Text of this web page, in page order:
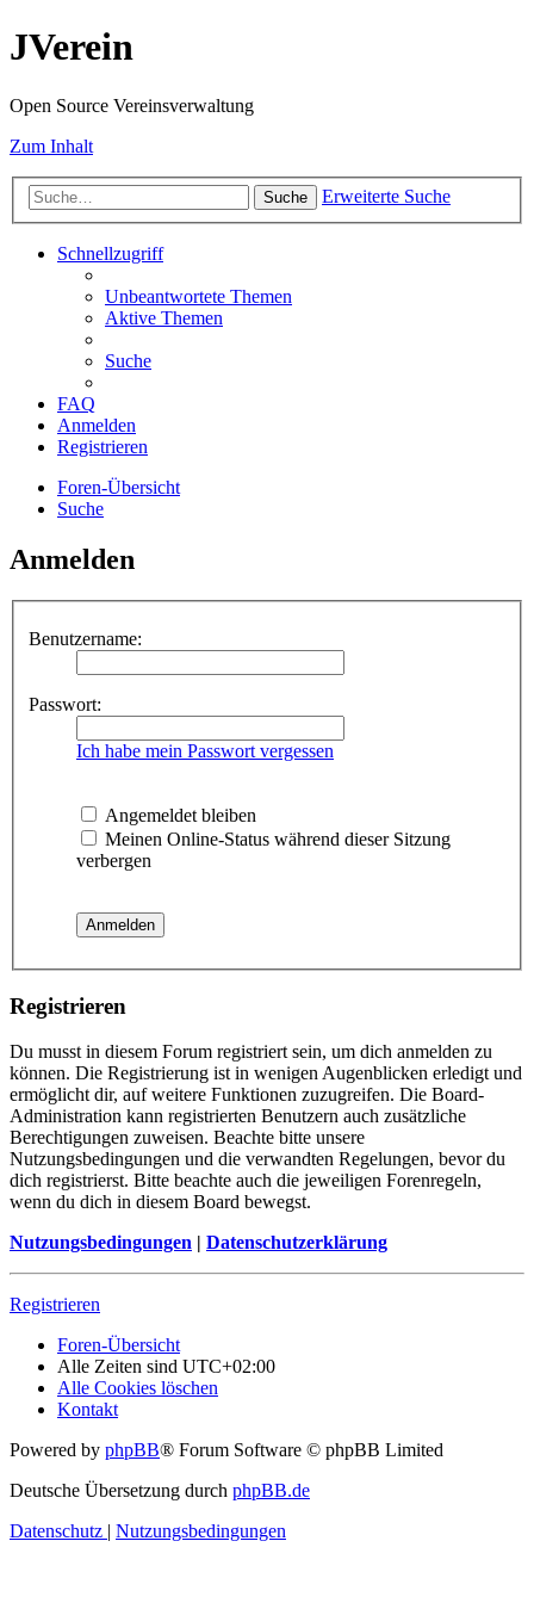
JVerein
Open Source Vereinsverwaltung
Zum Inhalt
Suche Erweiterte Suche
Schnellzugriff
Unbeantwortete Themen
Aktive Themen
Suche
FAQ
Anmelden
Registrieren
Foren-Übersicht
Suche
Anmelden
Benutzername:
Passwort:
Ich habe mein Passwort vergessen
Angemeldet bleiben
Meinen Online-Status während dieser Sitzung
verbergen
Registrieren
Du musst in diesem Forum registriert sein, um dich anmelden zu
können. Die Registrierung ist in wenigen Augenblicken erledigt und
ermöglicht dir, auf weitere Funktionen zuzugreifen. Die Board-
Administration kann registrierten Benutzern auch zusätzliche
Berechtigungen zuweisen. Beachte bitte unsere
Nutzungsbedingungen und die verwandten Regelungen, bevor du
dich registrierst. Bitte beachte auch die jeweiligen Forenregeln,
wenn du dich in diesem Board bewegst.
Nutzungsbedingungen | Datenschutzerklärung
Registrieren
Foren-Übersicht
Alle Zeiten sind UTC+02:00
Alle Cookies löschen
Kontakt
Powered by phpBB® Forum Software © phpBB Limited
Deutsche Übersetzung durch phpBB.de
Datenschutz | Nutzungsbedingungen